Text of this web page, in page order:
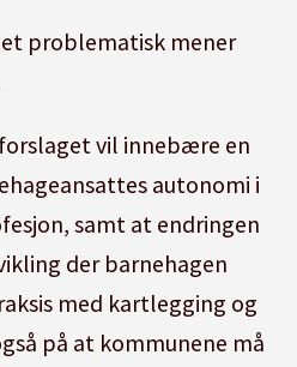
problematisk mener
vil innebære en
autonomi i
samt at endringen
der barnehagen
med kartlegging og
på at kommunene må